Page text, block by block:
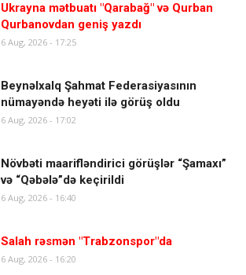
Ukrayna mətbuatı "Qarabağ" və Qurban
Qurbanovdan geniş yazdı
6 Aug, 2026 - 17:25
Beynəlxalq Şahmat Federasiyasının
nümayəndə heyəti ilə görüş oldu
6 Aug, 2026 - 17:02
Növbəti maarifləndirici görüşlər “Şamaxı”
və “Qəbələ”də keçirildi
6 Aug, 2026 - 16:40
Salah rəsmən "Trabzonspor"da
6 Aug, 2026 - 16:20